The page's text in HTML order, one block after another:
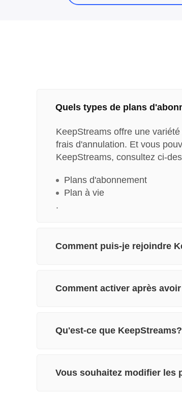
Quels types de plans
KeepStreams offre une
frais d'annulation. Et vous
KeepStreams, consultez ci-
Plans d'abonnement
Plan à vie
.
Comment puis-je rejoindre
Comment activer après
Qu'est-ce que KeepStreams?
Vous souhaitez modifier les